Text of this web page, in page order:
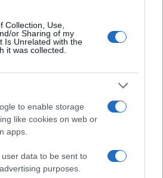
Collection, Use,
or Sharing of my
Is Unrelated with the
it was collected.
to enable storage
like cookies on web or
apps.
data to be sent to
purposes.
μένει η Μαρία
επόμενη μέρα για την
αντίο στον Λάκη
λαούτο και
την εμβληματική
Sir Ντέμης
σκάκι, στο Νόμπελ